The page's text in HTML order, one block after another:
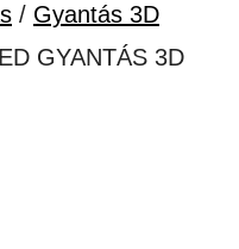
/ Gyantás 3D
GYANTÁS 3D